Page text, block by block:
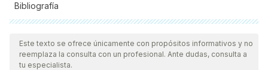
Bibliografía
Todas las fuentes citadas fueron revisadas a profundidad por
nuestro equipo, para asegurar su calidad, confiabilidad,
vigencia y validez.La bibliografía de este artículo fue
Este texto se ofrece únicamente con propósitos informativos y no
reemplaza la consulta con un profesional. Ante dudas, consulta a
tu especialista.